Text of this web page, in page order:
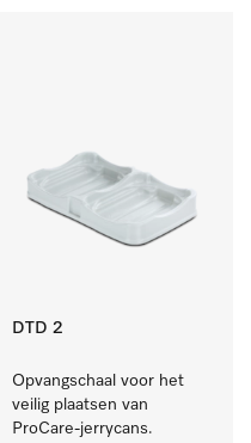
DTD 2
Opvangschaal voor het
veilig plaatsen van
ProCare-jerrycans.